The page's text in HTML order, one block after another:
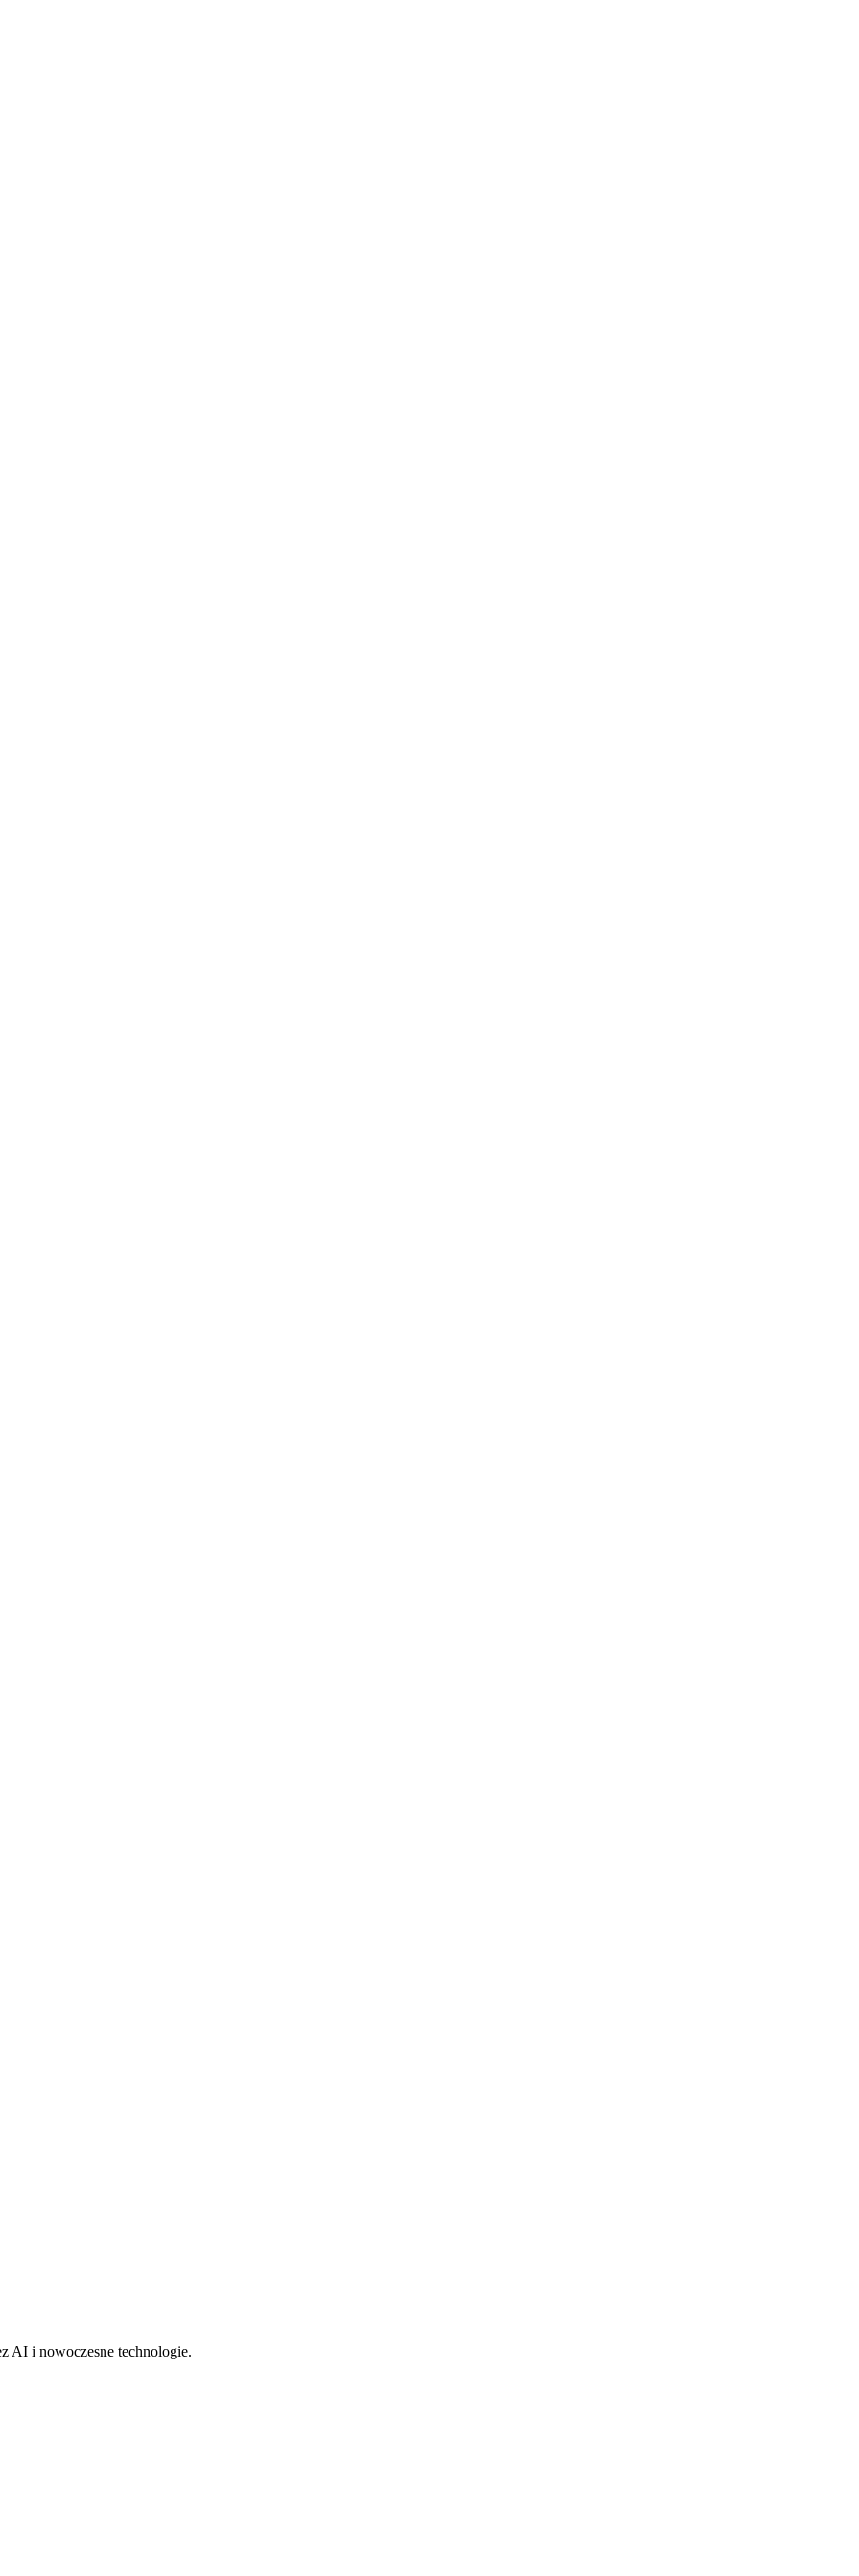
AI i nowoczesne technologie.